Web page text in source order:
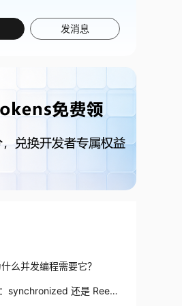
发消息
么并发编程需要它？
synchronized 还是 Reent